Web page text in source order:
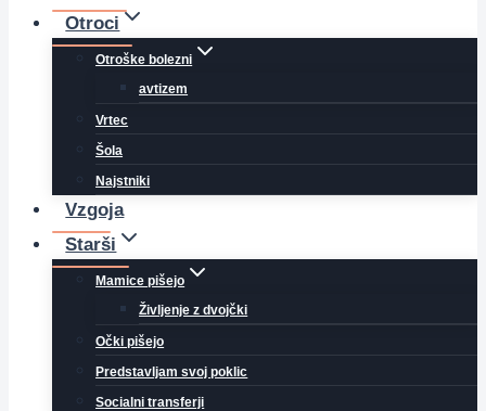
Otroci
Otroške bolezni
avtizem
Vrtec
Šola
Najstniki
Vzgoja
Starši
Mamice pišejo
Življenje z dvojčki
Očki pišejo
Predstavljam svoj poklic
Socialni transferji